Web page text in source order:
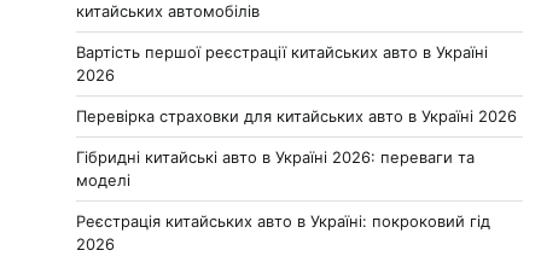
китайських автомобілів
Вартість першої реєстрації китайських авто в Україні
2026
Перевірка страховки для китайських авто в Україні 2026
Гібридні китайські авто в Україні 2026: переваги та
моделі
Реєстрація китайських авто в Україні: покроковий гід
2026